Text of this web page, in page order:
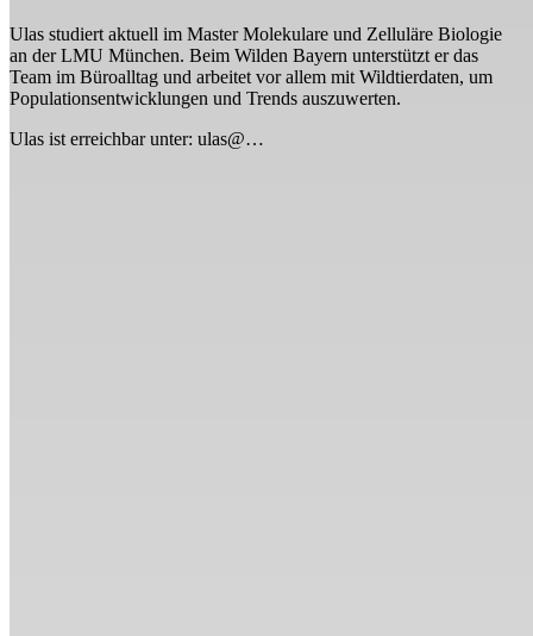
Ulas studiert aktuell im Master Molekulare und Zelluläre Biologie
an der LMU München. Beim Wilden Bayern unterstützt er das
Team im Büroalltag und arbeitet vor allem mit Wildtierdaten, um
Populationsentwicklungen und Trends auszuwerten.
Ulas ist erreichbar unter: ulas@…